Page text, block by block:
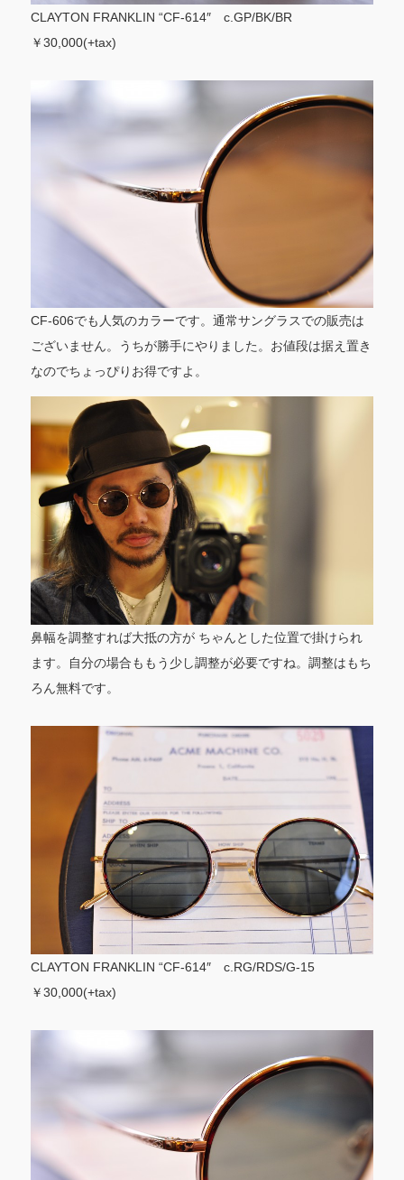
CLAYTON FRANKLIN “CF-614″ c.GP/BK/BR
￥30,000(+tax)
CF-606でも人気のカラーです。通常サングラスでの販売は
ございません。うちが勝手にやりました。お値段は据え置き
なのでちょっぴりお得ですよ。
鼻幅を調整すれば大抵の方が ちゃんとした位置で掛けられ
ます。自分の場合ももう少し調整が必要ですね。調整はもち
ろん無料です。
CLAYTON FRANKLIN “CF-614″ c.RG/RDS/G-15
￥30,000(+tax)